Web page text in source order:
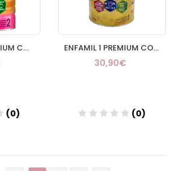
ENFAMIL 2 PREMIUM COMPLETE 1 ENVASE 800 G
(0)
ENFAMIL 1 PREMIUM COMPLETE ENVASE 800 G
30,90€
(0)